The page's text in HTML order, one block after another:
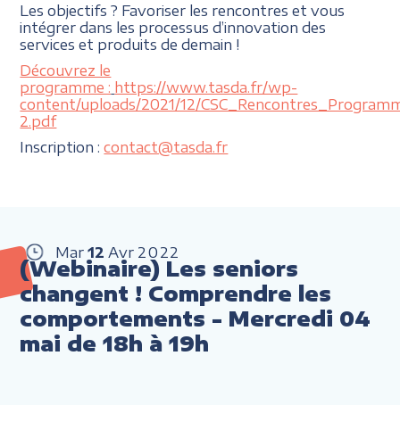
Les objectifs ? Favoriser les rencontres et vous
intégrer dans les processus d’innovation des
services et produits de demain !
Découvrez le
programme : https://www.tasda.fr/wp-
content/uploads/2021/12/
2.pdf
Inscription :contact@tasda.fr
Mar 12 Avr 2022
(Webinaire) Les seniors
changent ! Comprendre les
comportements - Mercredi 04
mai de 18h à 19h